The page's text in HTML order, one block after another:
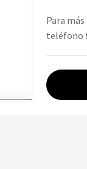
Para
teléfono